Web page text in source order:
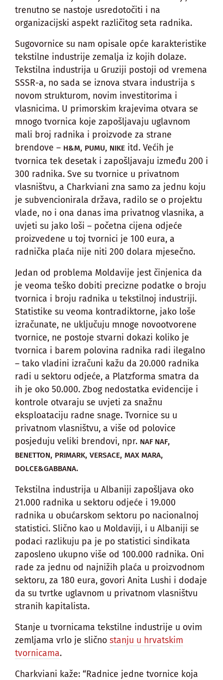
trenutno se nastoje usredotočiti i na
organizacijski aspekt različitog seta radnika.
Sugovornice su nam opisale opće karakteristike
tekstilne industrije zemalja iz kojih dolaze.
Tekstilna industrija u Gruziji postoji od vremena
SSSR-a, no sada se iznova stvara industrija s
novom strukturom, novim investitorima i
vlasnicima. U primorskim krajevima otvara se
mnogo tvornica koje zapošljavaju uglavnom
mali broj radnika i proizvode za strane
brendove – H&M, PUMU, NIKE itd. Većih je
tvornica tek desetak i zapošljavaju između 200 i
300 radnika. Sve su tvornice u privatnom
vlasništvu, a Charkviani zna samo za jednu koju
je subvencionirala država, radilo se o projektu
vlade, no i ona danas ima privatnog vlasnika, a
uvjeti su jako loši – početna cijena odjeće
proizvedene u toj tvornici je 100 eura, a
radnička plaća nije niti 200 dolara mjesečno.
Jedan od problema Moldavije jest činjenica da
je veoma teško dobiti precizne podatke o broju
tvornica i broju radnika u tekstilnoj industriji.
Statistike su veoma kontradiktorne, jako loše
izračunate, ne uključuju mnoge novootvorene
tvornice, ne postoje stvarni dokazi koliko je
tvornica i barem polovina radnika radi ilegalno
– tako vladini izračuni kažu da 20.000 radnika
radi u sektoru odjeće, a Platzforma smatra da
ih je oko 50.000. Zbog nedostatka evidencije i
kontrole otvaraju se uvjeti za snažnu
eksploataciju radne snage. Tvornice su u
privatnom vlasništvu, a više od polovice
posjeduju veliki brendovi, npr. NAF NAF,
BENETTON, PRIMARK, VERSACE, MAX MARA,
DOLCE&GABBANA.
Tekstilna industrija u Albaniji zapošljava oko
21.000 radnika u sektoru odjeće i 19.000
radnika u obućarskom sektoru po nacionalnoj
statistici. Slično kao u Moldaviji, i u Albaniji se
podaci razlikuju pa je po statistici sindikata
zaposleno ukupno više od 100.000 radnika. Oni
rade za jednu od najnižih plaća u proizvodnom
sektoru, za 180 eura, govori Anita Lushi i dodaje
da su tvrtke uglavnom u privatnom vlasništvu
stranih kapitalista.
Stanje u tvornicama tekstilne industrije u ovim
zemljama vrlo je slično stanju u hrvatskim
tvornicama.
Charkviani kaže: “Radnice jedne tvornice koja